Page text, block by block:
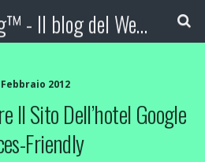
Booking Blog™ - Il blog del Web Marketing Turistico
Febbraio 2012
Il Sito Dell’hotel Google
Friendly